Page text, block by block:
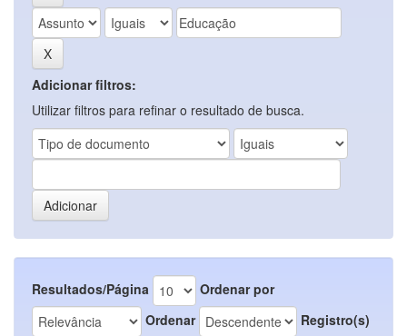
Adicionar filtros:
Utilizar filtros para refinar o resultado de busca.
Resultados/Página
Ordenar por
Ordenar
Registro(s)